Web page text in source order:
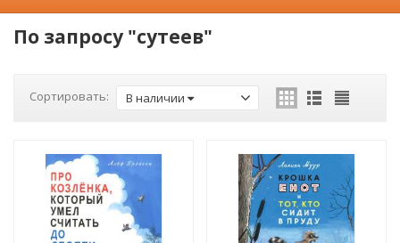
По запросу "сутеев"
Сортировать: В наличии